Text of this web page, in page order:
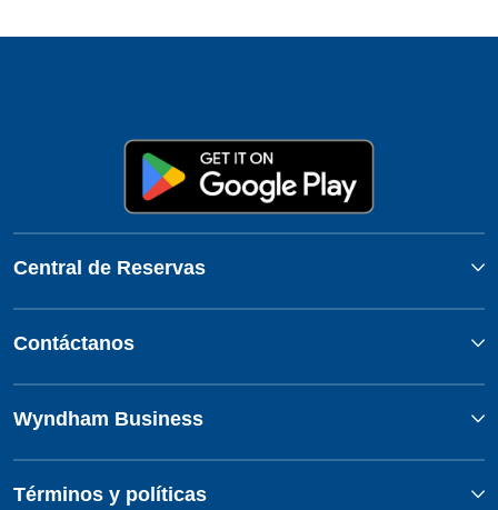
Central de Reservas
Contáctanos
Wyndham Business
Términos y políticas